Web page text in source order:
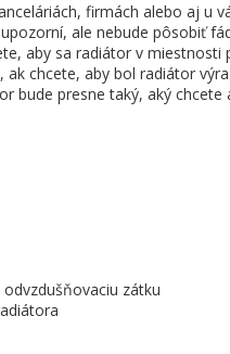
firmách alebo aj u
ale nebude pôsobiť
aby sa radiátor v miestnosti
chcete, aby bol radiátor
bude presne taký, aký chcete
zátku